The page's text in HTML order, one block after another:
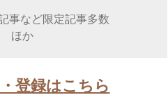
事など限定記事多数
ほか
登録はこちら